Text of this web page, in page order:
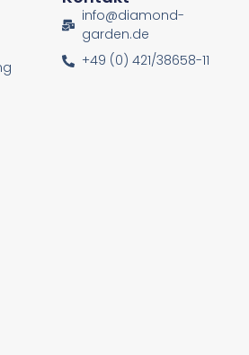
info@diamond-
garden.de
+49 (0) 421/38658-11